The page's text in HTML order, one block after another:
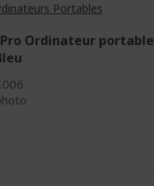
Portables
Ordinateur